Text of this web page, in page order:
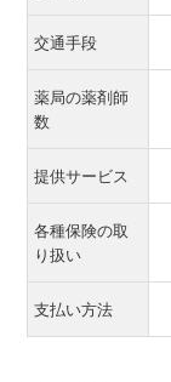
交通手段
薬局の薬剤師
数
提供サービス
各種保険の取
り扱い
支払い方法